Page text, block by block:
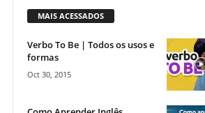
MAIS ACESSADOS
Verbo To Be | Todos os usos e
formas
Oct 30, 2015